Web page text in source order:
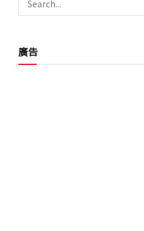
廣告